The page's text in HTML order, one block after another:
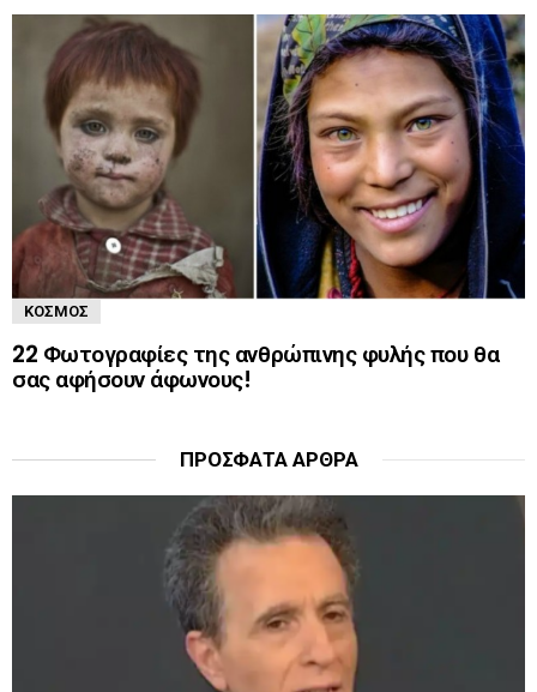
ΚΌΣΜΟΣ
22 Φωτογραφίες της ανθρώπινης φυλής που θα
σας αφήσουν άφωνους!
ΠΡΌΣΦΑΤΑ ΆΡΘΡΑ